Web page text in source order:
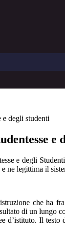
e degli studenti
e
e degli
ne legittima il
che ha
di un lungo
d’istituto. Il